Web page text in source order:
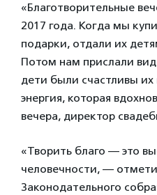
«Благотворительные
2017 года. Когда мы
подарки, отдали их
Потом нам прислали
дети были счастливы
энергия, которая
вечера, директор
«Творить благо — это
человечности, —
Законодательного